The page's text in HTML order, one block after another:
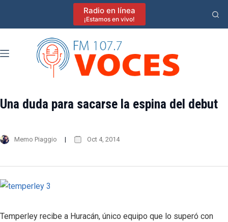
Radio en línea
¡Estamos en vivo!
Una duda para sacarse la espina del debut
Memo Piaggio Oct 4, 2014
Temperley recibe a Huracán, único equipo que lo superó con